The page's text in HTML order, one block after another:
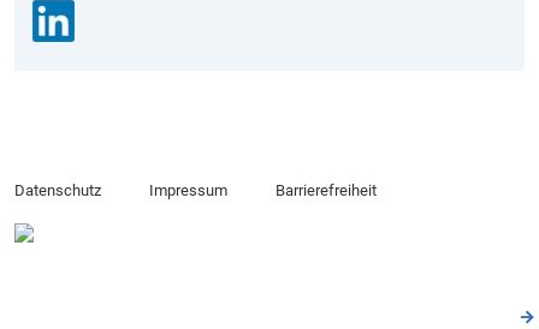
Datenschutz Impressum Barrierefreiheit